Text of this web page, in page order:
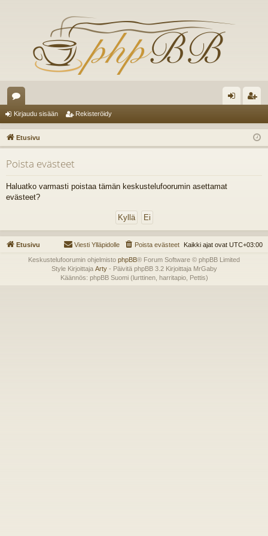
es
ku
st
el
ua
t
au
du
ist
er
Kirjaudu sisään Rekisteröidy
Etusivu
Poista evästeet
Haluatko varmasti poistaa tämän keskustelufoorumin asettamat
evästeet?
Etusivu Kaikki ajat ovat UTC+03:00
Poista evästeet
Viesti Ylläpidolle
Keskustelufoorumin ohjelmisto phpBB® Forum Software © phpBB Limited
Style Kirjoittaja Arty- Päivitä phpBB 3.2 Kirjoittaja MrGaby
Käännös: phpBB Suomi (lurttinen, harritapio, Pettis)